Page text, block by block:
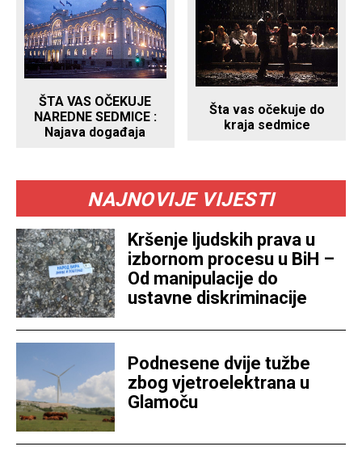
ŠTA VAS OČEKUJE
NAREDNE SEDMICE :
Najava događaja
Šta vas očekuje do
kraja sedmice
NAJNOVIJE VIJESTI
Kršenje ljudskih prava u
izbornom procesu u BiH –
Od manipulacije do
ustavne diskriminacije
Podnesene dvije tužbe
zbog vjetroelektrana u
Glamoču